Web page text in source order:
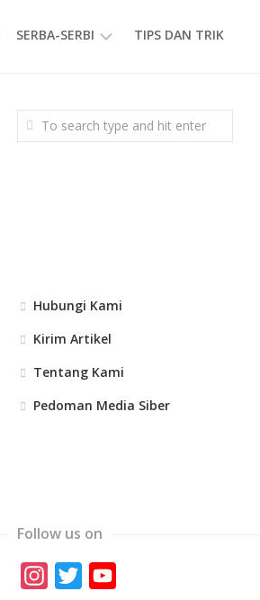
SERBA-SERBI
GAYA
HIDUP
TIPS DAN TRIK
Hubungi Kami
Kirim Artikel
Tentang Kami
Pedoman Media Siber
Follow us on
Instagram
Twitter